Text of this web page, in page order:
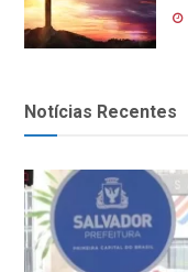
Notícias Recentes